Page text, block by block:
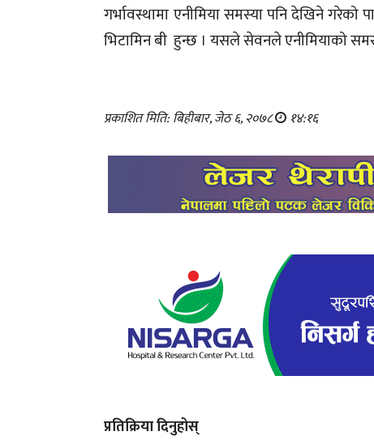
गर्भावस्थामा एनीमिया समस्या पनि देखिने
भिटामिन बी हुन्छ । यसले सेवनले एनीमियाको
प्रकाशित मिति: बिहीबार, जेठ ६, २०७८ १४:१६
प्रतिक्रिया दिनुहोस्